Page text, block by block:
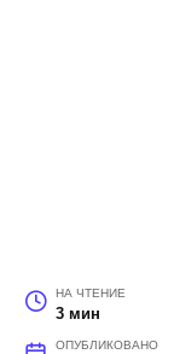
НА ЧТЕНИЕ
3 мин
ОПУБЛИКОВАНО